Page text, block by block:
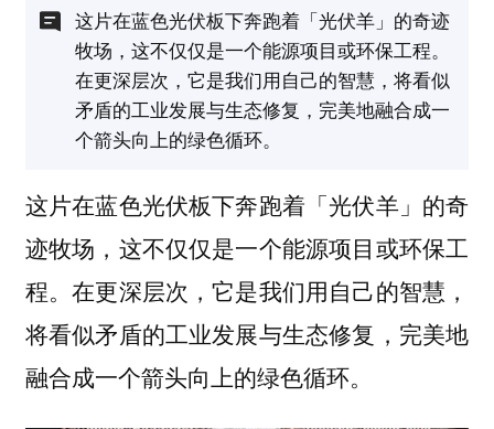
这片在蓝色光伏板下奔跑着「光伏羊」的奇迹
牧场，这不仅仅是一个能源项目或环保工程。
在更深层次，它是我们用自己的智慧，将看似
矛盾的工业发展与生态修复，完美地融合成一
个箭头向上的绿色循环。
这片在蓝色光伏板下奔跑着「光伏羊」的奇
迹牧场，这不仅仅是一个能源项目或环保工
程。在更深层次，它是我们用自己的智慧，
将看似矛盾的工业发展与生态修复，完美地
融合成一个箭头向上的绿色循环。